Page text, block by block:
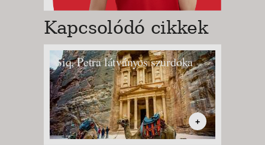
Kapcsolódó cikkek
Siq, Petra látványos szurdoka
+